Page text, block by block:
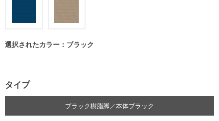
選択されたカラー：ブラック
タイプ
ブラック樹脂脚／本体ブラック